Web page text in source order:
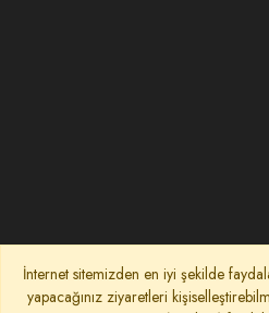
İnternet sitemizden en iyi şekilde
yapacağınız ziyaretleri